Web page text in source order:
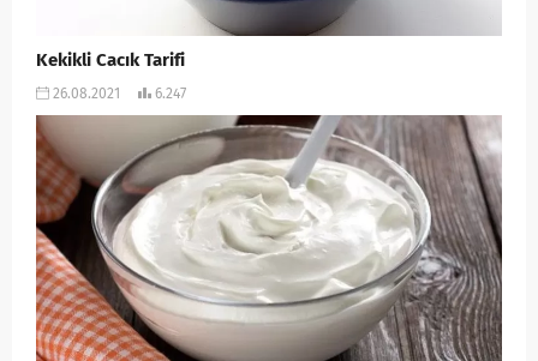
Kekikli Cacık Tarifi
26.08.2021 6.247